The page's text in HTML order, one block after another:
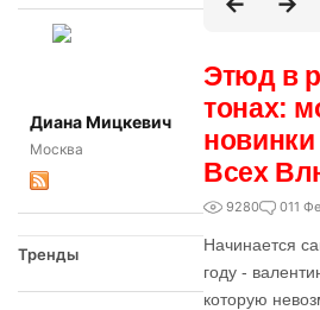
Диана Мицкевич
Москва
Тренды
Этюд в
тонах:
Всех
9280 011
Начинается
году -
которую